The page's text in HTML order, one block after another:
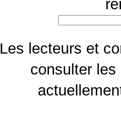
Les lecteurs et
consulter les